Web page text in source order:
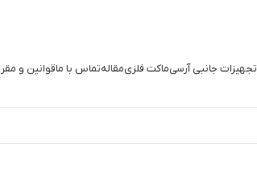
تجهیزات جانبی آرسیماکت فلزیمقالهتماس با ماقوانین و